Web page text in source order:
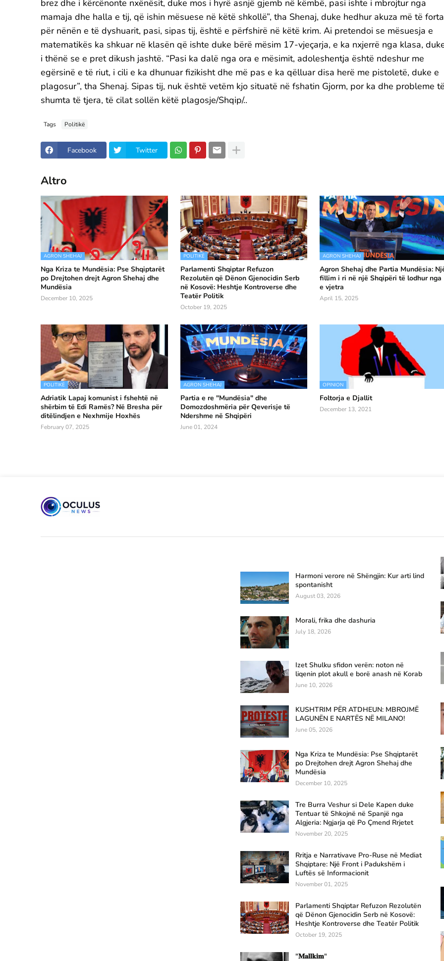
brez dhe i kërcënonte nxënësit, duke mos i hyrë asnjë gjemb në këmbë, pasi ishte i mbrojtur nga
mamaja dhe halla e tij, që ishin mësuese në këtë shkollë”, tha Shenaj, duke hedhur akuza më të forta
për nënën e të dyshuarit, pasi, sipas tij, është e përfshirë në këtë krim. Ai pretendoi se mësuesja e
matematikës ka shkuar në klasën që ishte duke bërë mësim 17-vjeçarja, e ka nxjerrë nga klasa,
i thënë se e pret dikush jashtë. “Pasi ka dalë nga ora e mësimit, adoleshentja është ndeshur me
egërsinë e të riut, i cili e ka dhunuar fizikisht dhe më pas e ka qëlluar disa herë me pistoletë, duke e
plagosur”, tha Shenaj. Sipas tij, nuk është vetëm kjo situatë në fshatin Gjorm, por ka dhe probleme
shumta të tjera, të cilat sollën këtë plagosje/Shqip/..
Tags Politikë
Facebook Twitter
Altro
AGRON SHEHAJ
Nga Kriza te Mundësia: Pse Shqiptarët
po Drejtohen drejt Agron Shehaj dhe
Mundësia
December 10, 2025
POLITIKË
Parlamenti Shqiptar Refuzon
Rezolutën që Dënon Gjenocidin Serb
në Kosovë: Heshtje Kontroverse dhe
Teatër Politik
October 19, 2025
AGRON SHEHAJ
Agron Shehaj dhe Partia Mundësia:
fillim i ri në një Shqipëri të lodhur nga
e vjetra
April 15, 2025
POLITIKË
Adriatik Lapaj komunist i fshehtë në
shërbim të Edi Ramës? Në Bresha për
ditëlindjen e Nexhmije Hoxhës
February 07, 2025
AGRON SHEHAJ
Partia e re "Mundësia" dhe
Domozdoshmëria për Qeverisje të
Ndershme në Shqipëri
June 01, 2024
OPINION
Foltorja e Djallit
December 13, 2021
Harmoni verore në Shëngjin: Kur arti lind
spontanisht
August 03, 2026
Morali, frika dhe dashuria
July 18, 2026
Izet Shulku sfidon verën: noton në
liqenin plot akull e borë anash në Korab
June 10, 2026
KUSHTRIM PËR ATDHEUN: MBROJMË
LAGUNËN E NARTËS NË MILANO!
June 05, 2026
Nga Kriza te Mundësia: Pse Shqiptarët
po Drejtohen drejt Agron Shehaj dhe
Mundësia
December 10, 2025
Tre Burra Veshur si Dele Kapen duke
Tentuar të Shkojnë në Spanjë nga
Algjeria: Ngjarja që Po Çmend Rrjetet
November 20, 2025
Rritja e Narrativave Pro-Ruse në Mediat
Shqiptare: Një Front i Padukshëm i
Luftës së Informacionit
November 01, 2025
Parlamenti Shqiptar Refuzon Rezolutën
që Dënon Gjenocidin Serb në Kosovë:
Heshtje Kontroverse dhe Teatër Politik
October 19, 2025
"𝐌𝐚𝐥𝐥𝐤𝐢𝐦"